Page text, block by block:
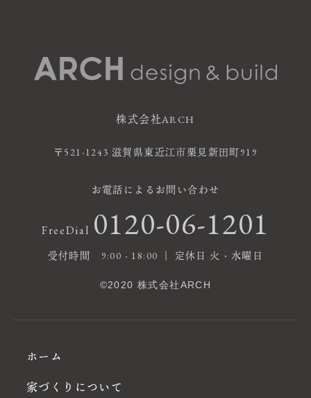
株式会社ARCH
〒521-1243 滋賀県東近江市栗見新田町919
お電話によるお問い合わせ
FreeDial 0120-06-1201
受付時間 9:00 - 18:00 ｜ 定休日 火・水曜日
©2020 株式会社ARCH
ホーム
家づくりについて